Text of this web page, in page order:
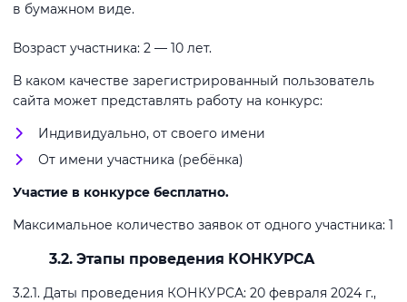
в бумажном виде.
Возраст участника: 2 — 10 лет.
В каком качестве зарегистрированный пользователь
сайта может представлять работу на конкурс:
Индивидуально, от своего имени
От имени участника (ребёнка)
Участие в конкурсе бесплатно.
Максимальное количество заявок от одного участника: 1
3.2. Этапы проведения КОНКУРСА
3.2.1. Даты проведения КОНКУРСА: 20 февраля 2024 г.,